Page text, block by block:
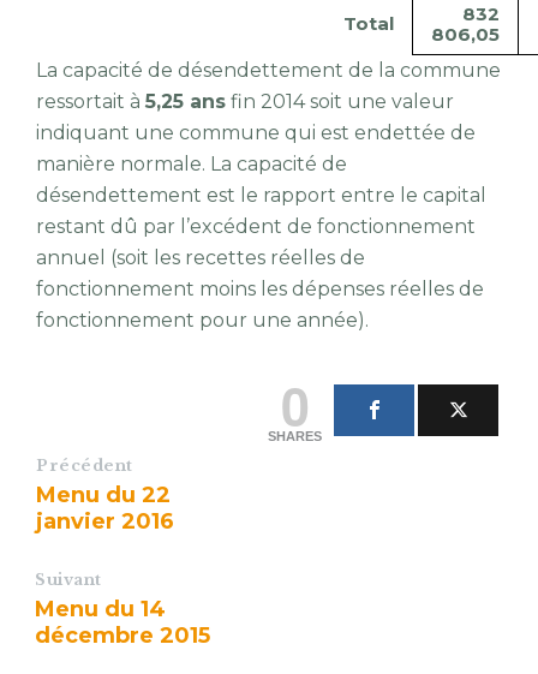
Total
832
806,05
La capacité de désendettement de la commune
ressortait à 5,25 ans fin 2014 soit une valeur
indiquant une commune qui est endettée de
manière normale. La capacité de
désendettement est le rapport entre le capital
restant dû par l’excédent de fonctionnement
annuel (soit les recettes réelles de
fonctionnement moins les dépenses réelles de
fonctionnement pour une année).
0
SHARES
Précédent
Menu du 22
janvier 2016
Suivant
Menu du 14
décembre 2015